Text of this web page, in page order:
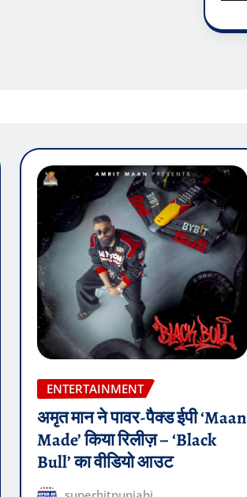
ENTERTAINMENT
अमृत मान ने पावर-पैक्ड ईपी ‘Maan
Made’ किया रिलीज़ – ‘Black
Bull’ का वीडियो आउट